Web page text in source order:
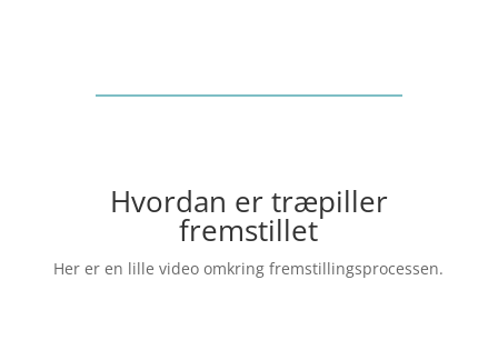
Hvordan er træpiller
fremstillet
Her er en lille video omkring fremstillingsprocessen.